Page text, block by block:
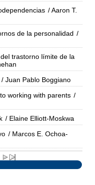
/ Aaron T.
de la personalidad /
trastorno límite de la
/ Juan Pablo Boggiano
working with parents /
/ Elaine Elliott-Moskwa
/ Marcos E. Ochoa-